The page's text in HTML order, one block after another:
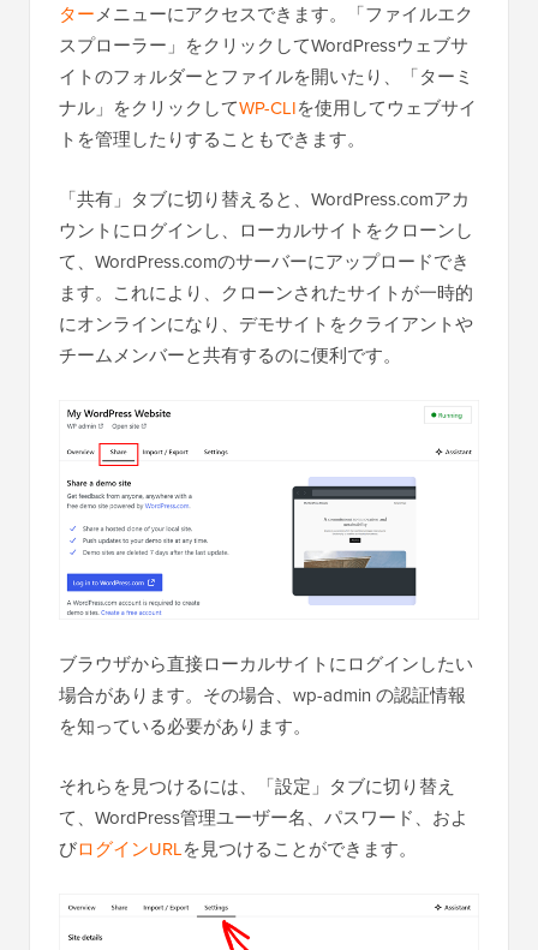
ターメニューにアクセスできます。「ファイルエク
スプローラー」をクリックしてWordPressウェブサ
イトのフォルダーとファイルを開いたり、「ターミ
ナル」をクリックしてWP-CLIを使用してウェブサイ
トを管理したりすることもできます。
「共有」タブに切り替えると、WordPress.comアカ
ウントにログインし、ローカルサイトをクローンし
て、WordPress.comのサーバーにアップロードでき
ます。これにより、クローンされたサイトが一時的
にオンラインになり、デモサイトをクライアントや
チームメンバーと共有するのに便利です。
ブラウザから直接ローカルサイトにログインしたい
場合があります。その場合、wp-admin の認証情報
を知っている必要があります。
それらを見つけるには、「設定」タブに切り替え
て、WordPress管理ユーザー名、パスワード、およ
びログインURLを見つけることができます。